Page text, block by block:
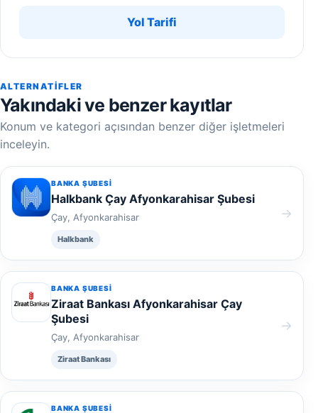
Yol Tarifi
ALTERNATIFLER
Yakındaki ve benzer kayıtlar
Konum ve kategori açısından benzer diğer işletmeleri
inceleyin.
BANKA ŞUBESI
Halkbank Çay Afyonkarahisar Şubesi
Çay, Afyonkarahisar
Halkbank
→
BANKA ŞUBESI
Ziraat Bankası Afyonkarahisar Çay
Şubesi
Çay, Afyonkarahisar
Ziraat Bankası
→
BANKA ŞUBESI